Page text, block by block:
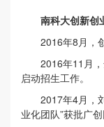
南科大创新创
2016年8月，
2016年11月
启动招生工作。
2017年4月，
业化团队”获批广创